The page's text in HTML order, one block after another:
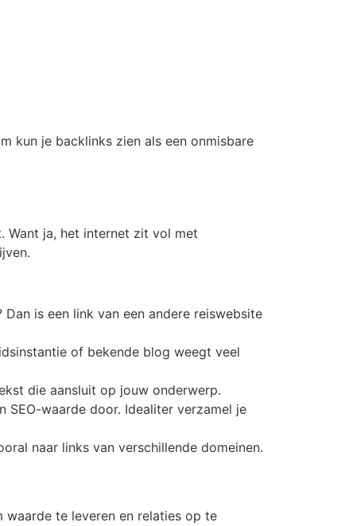
kun je backlinks zien als een onmisbare
Want ja, het internet zit vol met
is een link van een andere reiswebsite
of bekende blog weegt veel
die aansluit op jouw onderwerp.
SEO-waarde door. Idealiter verzamel je
naar links van verschillende domeinen.
te leveren en relaties op te